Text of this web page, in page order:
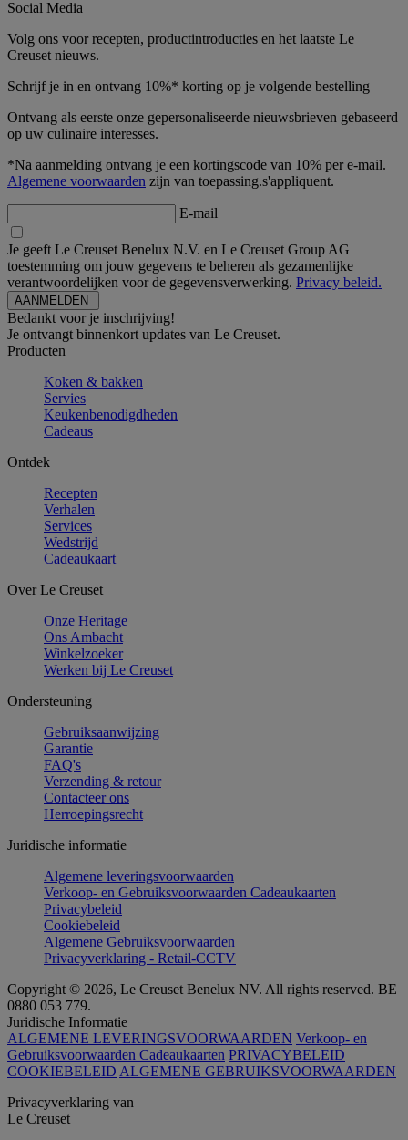
Social Media
Volg ons voor recepten, productintroducties en het laatste Le
Creuset nieuws.
Schrijf je in en ontvang 10%* korting op je volgende bestelling
Ontvang als eerste onze gepersonaliseerde nieuwsbrieven gebaseerd
op uw culinaire interesses.
*Na aanmelding ontvang je een kortingscode van 10% per e-mail.
Algemene voorwaarden zijn van toepassing.s'appliquent.
E-mail
Je geeft Le Creuset Benelux N.V. en Le Creuset Group AG
toestemming om jouw gegevens te beheren als gezamenlijke
verantwoordelijken voor de gegevensverwerking. Privacy beleid.
Bedankt voor je inschrijving!
Je ontvangt binnenkort updates van Le Creuset.
Producten
Koken & bakken
Servies
Keukenbenodigdheden
Cadeaus
Ontdek
Recepten
Verhalen
Services
Wedstrijd
Cadeaukaart
Over Le Creuset
Onze Heritage
Ons Ambacht
Winkelzoeker
Werken bij Le Creuset
Ondersteuning
Gebruiksaanwijzing
Garantie
FAQ's
Verzending & retour
Contacteer ons
Herroepingsrecht
Juridische informatie
Algemene leveringsvoorwaarden
Verkoop- en Gebruiksvoorwaarden Cadeaukaarten
Privacybeleid
Cookiebeleid
Algemene Gebruiksvoorwaarden
Privacyverklaring - Retail-CCTV
Copyright © 2026, Le Creuset Benelux NV. All rights reserved. BE
0880 053 779.
Juridische Informatie
ALGEMENE LEVERINGSVOORWAARDEN Verkoop- en
Gebruiksvoorwaarden Cadeaukaarten PRIVACYBELEID
COOKIEBELEID ALGEMENE GEBRUIKSVOORWAARDEN
Privacyverklaring van
Le Creuset